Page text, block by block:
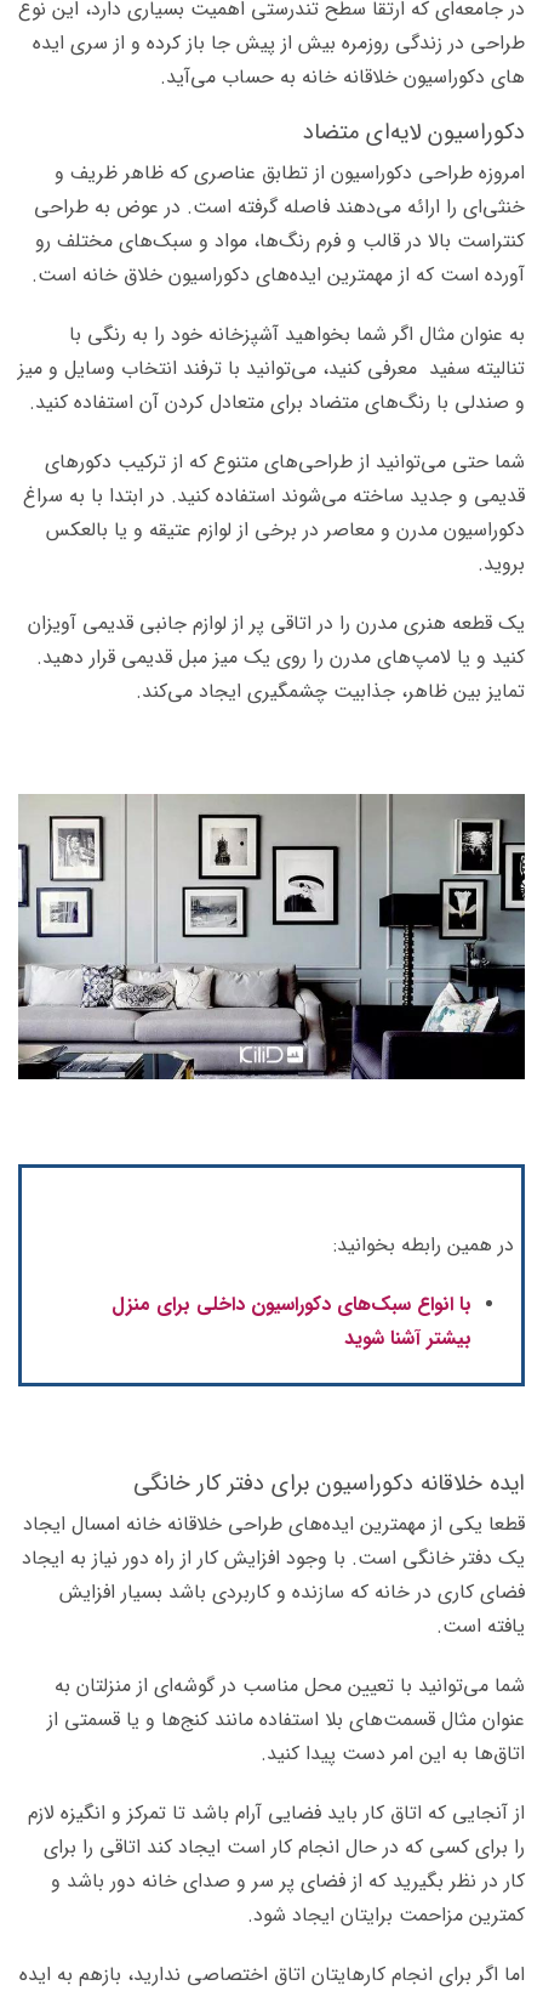
در جامعه‌­ای که ارتقا سطح تندرستی اهمیت بسیاری دارد، این نوع
طراحی در زندگی روزمره بیش از پیش جا باز کرده و از سری ایده­‌
های دکوراسیون خلاقانه خانه به حساب می‌­آید.
دکوراسیون لایه­‌ای متضاد
امروزه طراحی دکوراسیون از تطابق عناصری که ظاهر ظریف و
خنثی‌­ای را ارائه می‌­دهند فاصله گرفته است. در عوض به طراحی
کنتراست بالا در قالب و فرم رنگ­‌ها، مواد و سبک­‌های مختلف رو
آورده است که از مهم­ترین ایده‌­های دکوراسیون خلاق خانه است.
به عنوان مثال اگر شما بخواهید آشپزخانه خود را به رنگی با
تنالیته سفید معرفی کنید، می­‌توانید با ترفند انتخاب وسایل و میز
و صندلی با رنگ‌­های متضاد برای متعادل کردن آن استفاده کنید.
شما حتی می‌­توانید از طراحی‌­های متنوع که از ترکیب دکور­های
قدیمی و جدید ساخته می­‌شوند استفاده کنید. در ابتدا با به سراغ
دکوراسیون مدرن و معاصر در برخی از لوازم عتیقه و یا بالعکس
بروید.
یک قطعه هنری مدرن را در اتاقی پر از لوازم جانبی قدیمی آویزان
کنید و یا لامپ‌های مدرن را روی یک میز مبل قدیمی قرار دهید.
تمایز بین ظاهر، جذابیت چشم­گیری ایجاد می‌­کند.
در همین رابطه بخوانید:
با انواع سبک‌های دکوراسیون داخلی برای منزل
بیشتر آشنا شوید
ایده خلاقانه دکوراسیون برای دفتر کار خانگی
قطعا یکی از مهم­ترین ایده‌­های طراحی خلاقانه خانه­ امسال ایجاد
یک دفتر خانگی است. با وجود افزایش کار از راه دور نیاز به ایجاد
فضای کاری در خانه که سازنده و کاربردی باشد بسیار افزایش
یافته است.
شما می‌­توانید با تعیین محل مناسب در گوشه‌ای از منزلتان به
عنوان مثال قسمت‌های بلا استفاده مانند کنج‌ها و یا قسمتی از
اتاق­‌ها به این امر دست پیدا کنید.
از آنجایی که اتاق کار باید فضایی آرام باشد تا تمرکز و انگیزه لازم
را برای کسی که در حال انجام کار است ایجاد کند اتاقی را برای
کار در نظر بگیرید که از فضای پر سر و صدای خانه دور باشد و
کمترین مزاحمت برایتان ایجاد شود.
اما اگر برای انجام کارهایتان اتاق اختصاصی ندارید، بازهم به ایده